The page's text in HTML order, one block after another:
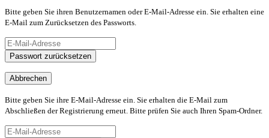
Bitte geben Sie ihren Benutzernamen oder E-Mail-Adresse ein. Sie erhalten eine
E-Mail zum Zurücksetzen des Passworts.
Passwort zurücksetzen
Abbrechen
Bitte geben Sie ihre E-Mail-Adresse ein. Sie erhalten die E-Mail zum
Abschließen der Registrierung erneut. Bitte prüfen Sie auch Ihren Spam-Ordner.